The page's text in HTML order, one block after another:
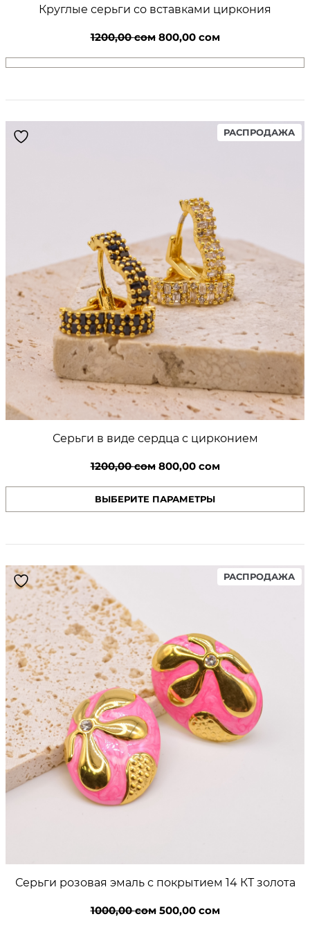
Круглые серьги со вставками циркония
1200,00сом Первоначальная
составляла
800,00 сомТекущая
800,00 сом.
РАСПРОДАЖА
ON
Серьги в виде сердца с цирконием
1200,00сом Первоначальная
составляла
800,00 сомТекущая
ВЫБЕРИТЕ ПАРАМЕТРЫ
РАСПРОДАЖА
ON
Серьги розовая эмаль с покрытием 14 КТ золота
1000,00сом Первоначальная
500,00 сомТекущая